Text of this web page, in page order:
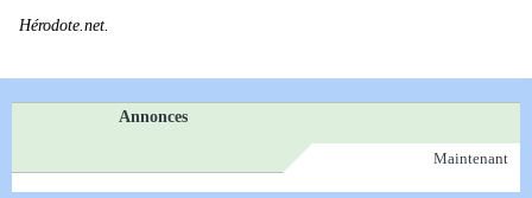
Hérodote.net.
Annonces
Maintenant